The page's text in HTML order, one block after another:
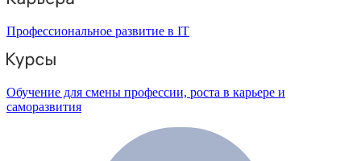
Профессиональное развитие в IT
Обучение для смены профессии, роста в карьере и
саморазвития